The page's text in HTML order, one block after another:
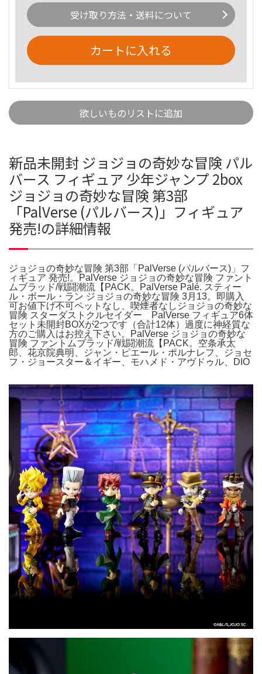
受け取り方法・送料について
カートに入れる
欲しいものリストに追加
新品未開封 ジョジョの奇妙な冒険 パル
バース フィギュア 少年ジャンプ 2box
ジョジョの奇妙な冒険 第3部
「PalVerse (パルバース)」フィギュア
発売!の詳細情報
ジョジョの奇妙な冒険 第3部「PalVerse (パルバース)」フ
ィギュア 発売!。PalVerse ジョジョの奇妙な冒険 ファント
ムブラッド/戦闘潮流【PACK。PalVerse Palé. スティー
ル・ボール・ラン ジョジョの奇妙な冒険 3月13。即購入
可お値下げ不可ペットなし、喫煙者なしジョジョの奇妙な
冒険 スターダストクルセイダー PalVerse フィギュア6体
セット未開封BOXが2つです（合計12体）過度に神経質な
方のご購入はお控え下さい。PalVerse ジョジョの奇妙な
冒険 ファントムブラッド/戦闘潮流【PACK。空条承太
郎、花京院典明、ジャン・ピエール・ポルナレフ、ジョセ
フ・ジョースター＆イギー、モハメド・アヴドゥル、DIO